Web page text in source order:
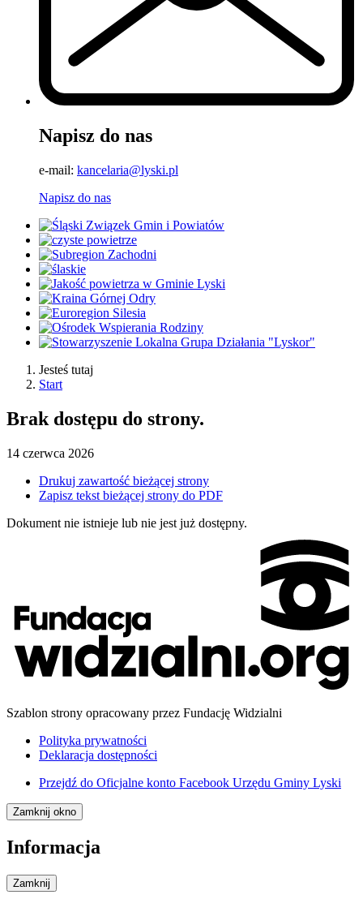
Napisz do nas
e-mail: kancelaria@lyski.pl
Napisz do nas
Jesteś tutaj
Start
Brak dostępu do strony.
14 czerwca 2026
Drukuj zawartość bieżącej strony
Zapisz tekst bieżącej strony do PDF
Dokument nie istnieje lub nie jest już dostępny.
Szablon strony opracowany przez Fundację Widzialni
Polityka prywatności
Deklaracja dostępności
Przejdź do Oficjalne konto Facebook Urzędu Gminy Lyski
Zamknij okno
Informacja
Zamknij